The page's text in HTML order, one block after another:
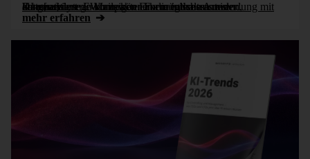
KI-generierte E-Mails können die interessantesten, automatisiert gewonnenen Erkenntnisse aus einer Datenanalyse in kompakter Form enthalten und kommentieren. Wir zeigen eine mögliche Anwendung mit dem [...]
mehr erfahren